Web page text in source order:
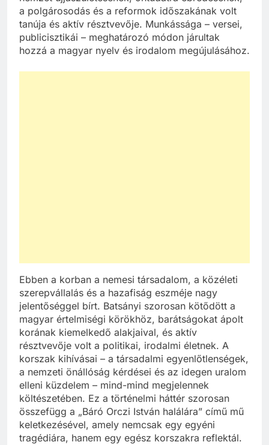
a polgárosodás és a reformok időszakának volt
tanúja és aktív résztvevője. Munkássága – versei,
publicisztikái – meghatározó módon járultak
hozzá a magyar nyelv és irodalom megújulásához.
Ebben a korban a nemesi társadalom, a közéleti
szerepvállalás és a hazafiság eszméje nagy
jelentőséggel bírt. Batsányi szorosan kötődött a
magyar értelmiségi körökhöz, barátságokat ápolt
korának kiemelkedő alakjaival, és aktív
résztvevője volt a politikai, irodalmi életnek. A
korszak kihívásai – a társadalmi egyenlőtlenségek,
a nemzeti önállóság kérdései és az idegen uralom
elleni küzdelem – mind-mind megjelennek
költészetében. Ez a történelmi háttér szorosan
összefügg a „Báró Orczi István halálára” című mű
keletkezésével, amely nemcsak egy egyéni
tragédiára, hanem egy egész korszakra reflektál.